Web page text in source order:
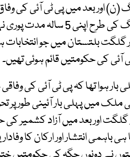
(ن) اور بعد میں پی ٹی آئی کی
اور (ن) لیگ کی طرح
گلگت بلتستان میں جو انتخابات
آئی کی حکومتیں قائم ہوئی تھیں۔
ملک میں پہلی بار آئینی طور
اور بعد میں آزاد کشمیر
ہی باہمی انتشار اور ارکان کا